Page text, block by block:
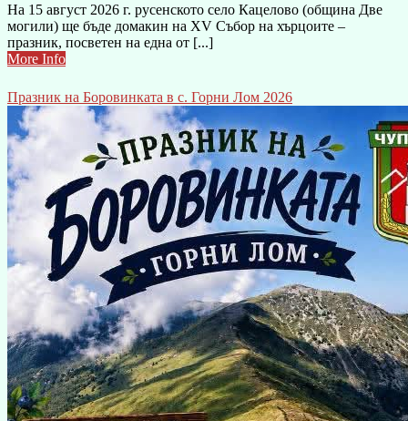
На 15 август 2026 г. русенското село Кацелово (община Две
могили) ще бъде домакин на XV Събор на хърцоите –
празник, посветен на една от [...]
More Info
Празник на Боровинката в с. Горни Лом 2026